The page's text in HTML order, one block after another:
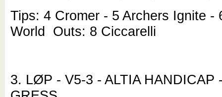
Tips: 4 Cromer - 5 Archers Ignite -
World Outs: 8 Ciccarelli
3. LØP - V5-3 - ALTIA HANDICAP